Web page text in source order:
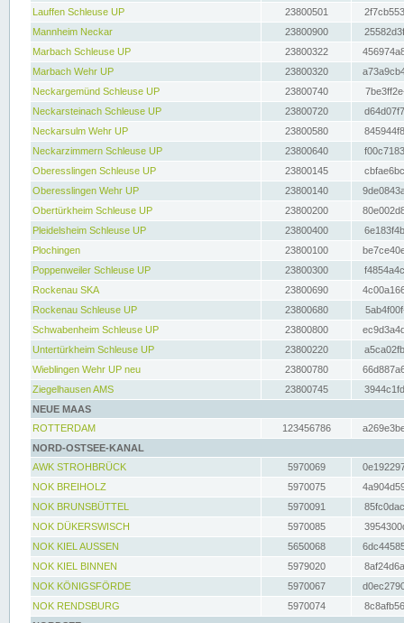
Lauffen Schleuse UP
23800501
Mannheim Neckar
23800900
Marbach Schleuse UP
23800322
Marbach Wehr UP
23800320
Neckargemünd Schleuse UP
23800740
Neckarsteinach Schleuse UP
23800720
Neckarsulm Wehr UP
23800580
Neckarzimmern Schleuse UP
23800640
Oberesslingen Schleuse UP
23800145
Oberesslingen Wehr UP
23800140
Obertürkheim Schleuse UP
23800200
Pleidelsheim Schleuse UP
23800400
Plochingen
23800100
Poppenweiler Schleuse UP
23800300
Rockenau SKA
23800690
Rockenau Schleuse UP
23800680
Schwabenheim Schleuse UP
23800800
Untertürkheim Schleuse UP
23800220
Wieblingen Wehr UP neu
23800780
Ziegelhausen AMS
23800745
NEUE MAAS
ROTTERDAM
123456786
NORD-OSTSEE-KANAL
AWK STROHBRÜCK
5970069
NOK BREIHOLZ
5970075
NOK BRUNSBÜTTEL
5970091
NOK DÜKERSWISCH
5970085
NOK KIEL AUSSEN
5650068
NOK KIEL BINNEN
5979020
NOK KÖNIGSFÖRDE
5970067
NOK RENDSBURG
5970074